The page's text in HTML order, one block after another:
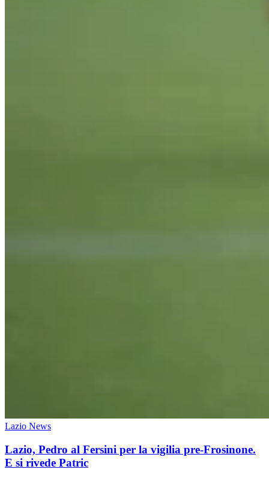
Lazio News
Lazio, Pedro al Fersini per la vigilia pre-Frosinone.
E si rivede Patric